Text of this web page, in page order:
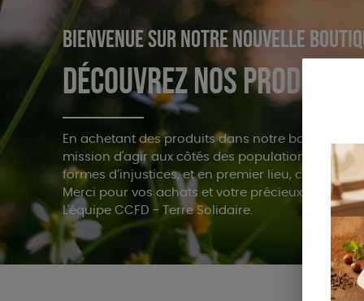
Bienvenue sur notre nouvelle
Découvrez nos
En achetant des produits dans notre boutique,
mission d'agir aux côtés des populations les
formes d’injustices, et en premier lieu, celle de
Merci pour vos achats et votre précieux soutien.
L'équipe CCFD - Terre Solidaire.